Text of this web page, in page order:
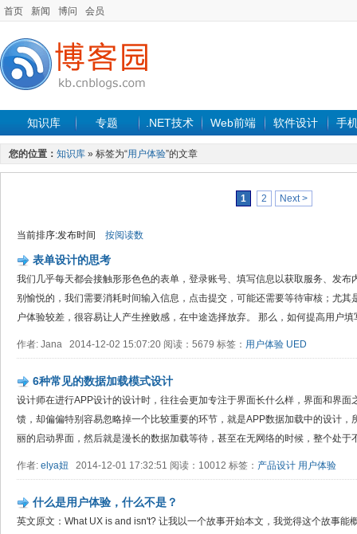
首页 新闻 博问 会员
知识库 专题 .NET技术 Web前端 软件设计 手
您的位置： 知识库 » 标签为“用户体验”的文章
1 2 Next >
当前排序:发布时间 按阅读数
表单设计的思考
我们几乎每天都会接触形形色色的表单，登录账号、填写信息以获取服务、发
别愉悦的，我们需要消耗时间输入信息，点击提交，可能还需要等待审核；尤
户体验较差，很容易让人产生挫败感，在中途选择放弃。 那么，如何提高用户填
作者: Jana 2014-12-02 15:07:20 阅读：5679 标签： 用户体验 UED
6种常见的数据加载模式设计
设计师在进行APP设计的设计时，往往会更加专注于界面长什么样，界面和界
馈，却偏偏特别容易忽略掉一个比较重要的环节，就是APP数据加载中的设计
丽的启动界面，然后就是漫长的数据加载等待，甚至在无网络的时候，整个处于
作者: elya妞 2014-12-01 17:32:51 阅读：10012 标签： 产品设计 用户体验
什么是用户体验，什么不是？
英文原文：What UX is and isn't? 让我以一个故事开始本文，我觉得这个故事能